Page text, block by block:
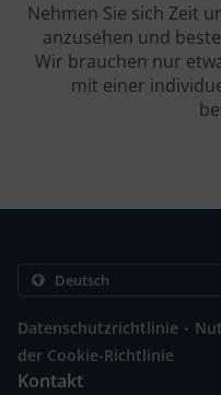
Nehmen Sie sich Zeit
anzusehen und
Wir brauchen nur
mit einer
Datenschutzrichtlinie .
der Cookie-Richtlinie
Kontakt